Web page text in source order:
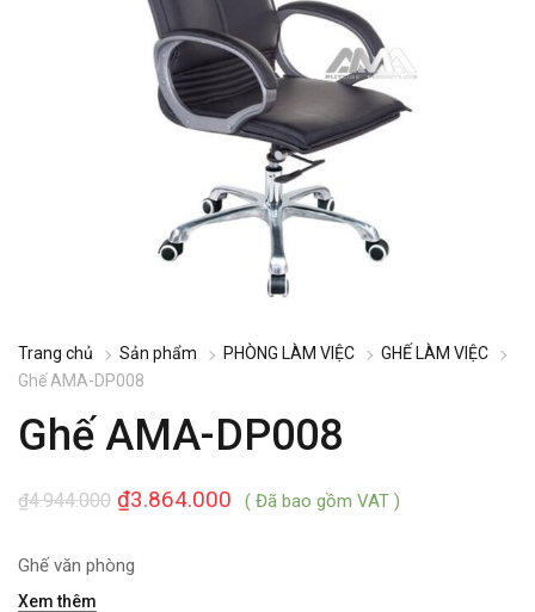
Trang chủ Sản phẩm PHÒNG LÀM VIỆC
GHẾ LÀM VIỆC
Ghế AMA-DP008
Ghế AMA-DP008
4.944.000
₫ 3.864.000
₫ ( Đã bao gồm VAT )
Ghế văn phòng
Xem thêm